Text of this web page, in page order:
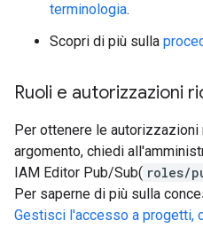
terminologia.
Scopri di più sulla
Ruoli e autorizzazioni
Per ottenere le
argomento, chiedi
IAM Editor Pub/Sub( roles/
Per saperne di più sulla
Gestisci l'accesso a progetti,